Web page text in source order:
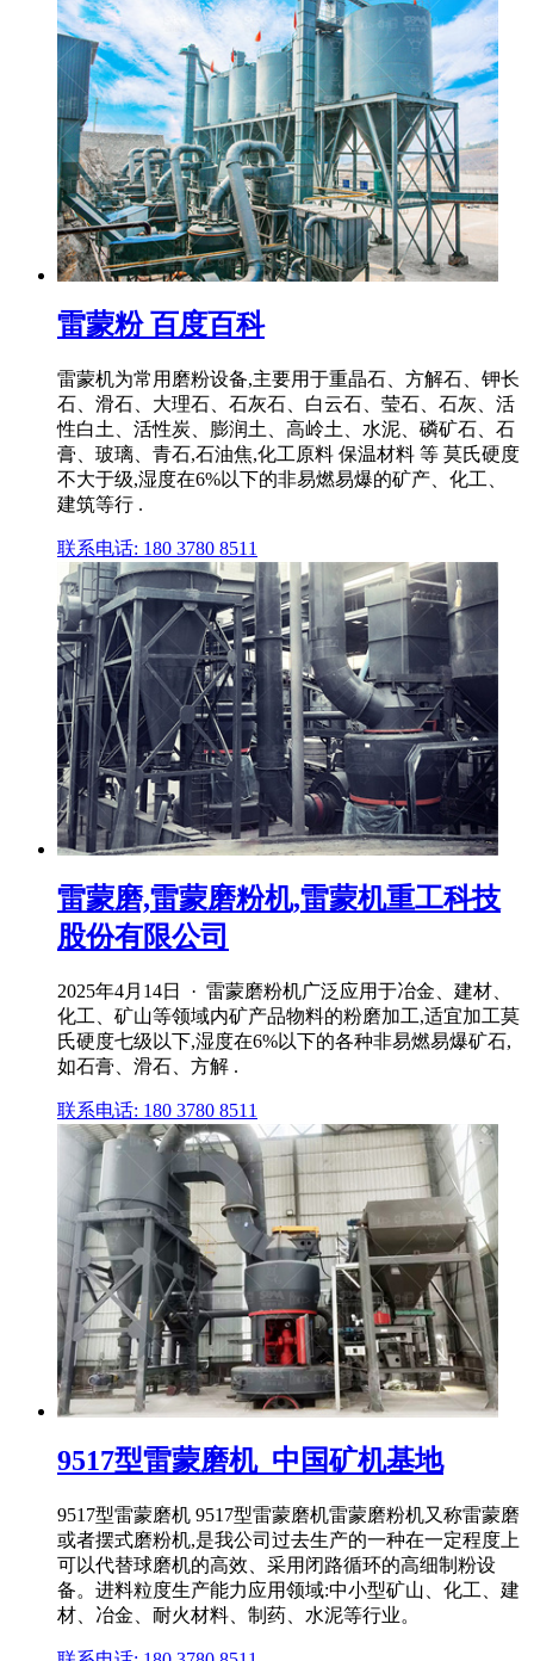
雷蒙粉 百度百科
雷蒙机为常用磨粉设备,主要用于重晶石、方解石、钾长
石、滑石、大理石、石灰石、白云石、莹石、石灰、活
性白土、活性炭、膨润土、高岭土、水泥、磷矿石、石
膏、玻璃、青石,石油焦,化工原料 保温材料 等 莫氏硬度
不大于级,湿度在6%以下的非易燃易爆的矿产、化工、
建筑等行 .
联系电话: 180 3780 8511
雷蒙磨,雷蒙磨粉机,雷蒙机重工科技
股份有限公司
2025年4月14日 · 雷蒙磨粉机广泛应用于冶金、建材、
化工、矿山等领域内矿产品物料的粉磨加工,适宜加工莫
氏硬度七级以下,湿度在6%以下的各种非易燃易爆矿石,
如石膏、滑石、方解 .
联系电话: 180 3780 8511
9517型雷蒙磨机_中国矿机基地
9517型雷蒙磨机 9517型雷蒙磨机雷蒙磨粉机又称雷蒙磨
或者摆式磨粉机,是我公司过去生产的一种在一定程度上
可以代替球磨机的高效、采用闭路循环的高细制粉设
备。进料粒度生产能力应用领域:中小型矿山、化工、建
材、冶金、耐火材料、制药、水泥等行业。